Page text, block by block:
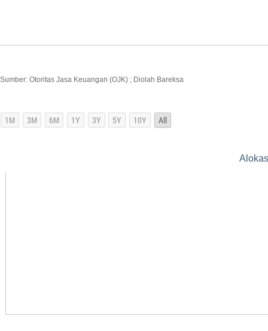
Sumber: Otoritas Jasa Keuangan (OJK) ; Diolah Bareksa